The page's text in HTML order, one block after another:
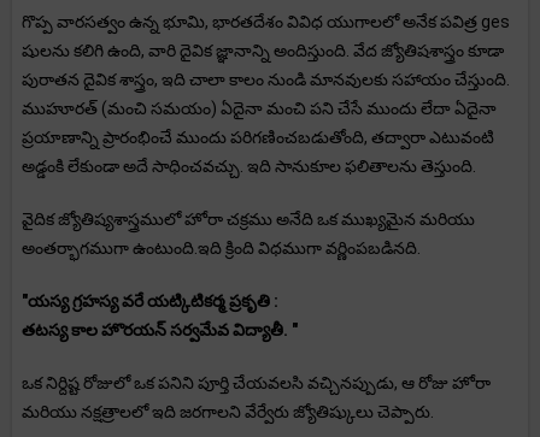
గొప్ప వారసత్వం ఉన్న భూమి, భారతదేశం వివిధ యుగాలలో అనేక పవిత్ర ges
షులను కలిగి ఉంది, వారి దైవిక జ్ఞానాన్ని అందిస్తుంది. వేద జ్యోతిషశాస్త్రం కూడా
పురాతన దైవిక శాస్త్రం, ఇది చాలా కాలం నుండి మానవులకు సహాయం చేస్తుంది.
ముహూరత్ (మంచి సమయం) ఏదైనా మంచి పని చేసే ముందు లేదా ఏదైనా
ప్రయాణాన్ని ప్రారంభించే ముందు పరిగణించబడుతోంది, తద్వారా ఎటువంటి
అడ్డంకి లేకుండా అదే సాధించవచ్చు. ఇది సానుకూల ఫలితాలను తెస్తుంది.
వైదిక జ్యోతిష్యశాస్త్రములో హోరా చక్రము అనేది ఒక ముఖ్యమైన మరియు
అంతర్భాగముగా ఉంటుంది.ఇది క్రింది విధముగా వర్ణింపబడినది.
"యస్య గ్రహస్య వరే యట్కిటికర్మ ప్రకృతి :
తటస్య కాల హొరయన్ సర్వమేవ విద్యాతీ. "
ఒక నిర్దిష్ట రోజులో ఒక పనిని పూర్తి చేయవలసి వచ్చినప్పుడు, ఆ రోజు హోరా
మరియు నక్షత్రాలలో ఇది జరగాలని వేర్వేరు జ్యోతిష్కులు చెప్పారు.